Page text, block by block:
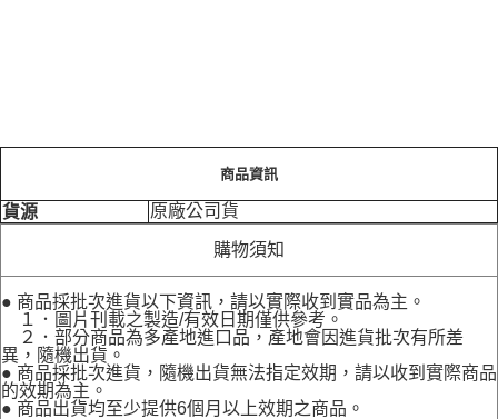
商品資訊
貨源 原廠公司貨
購物須知
● 商品採批次進貨以下資訊，請以實際收到實品為主。
１．圖片刊載之製造/有效日期僅供參考。
２．部分商品為多產地進口品，產地會因進貨批次有所差
異，隨機出貨。
● 商品採批次進貨，隨機出貨無法指定效期，請以收到實際商品
的效期為主。
● 商品出貨均至少提供6個月以上效期之商品。